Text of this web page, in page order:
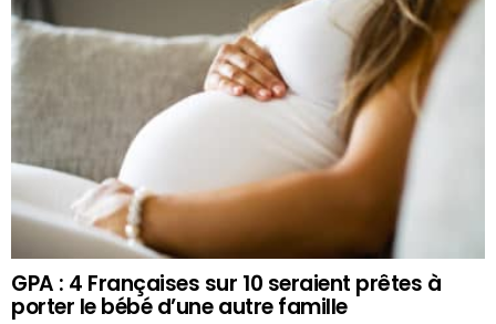
GPA : 4 Françaises sur 10 seraient prêtes à
porter le bébé d’une autre famille